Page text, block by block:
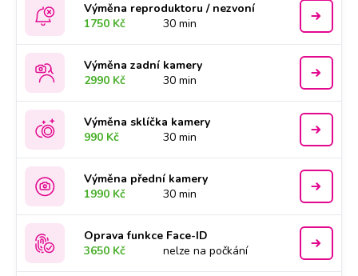
Výměna reproduktoru / nezvoní
1750 Kč
30 min
Výměna zadní kamery
2990 Kč
30 min
Výměna sklíčka kamery
990 Kč
30 min
Výměna přední kamery
1990 Kč
30 min
Oprava funkce Face-ID
3650 Kč
nelze na počkání